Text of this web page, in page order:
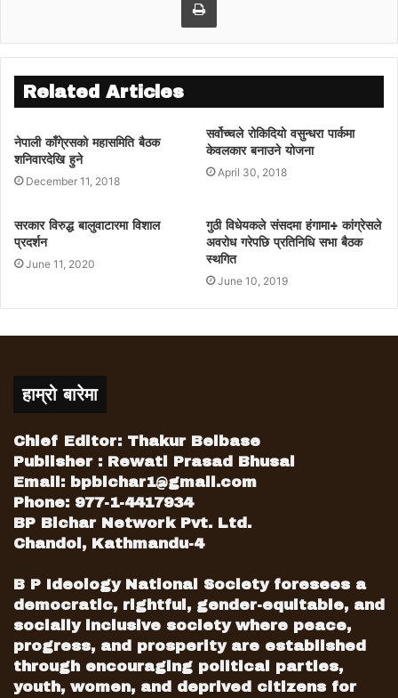
Related Articles
नेपाली काँगे्रसको महासमिति बैठक
शनिवारदेखि हुने
December 11, 2018
सर्वोच्चले रोकिदियो वसुन्धरा पार्कमा
केवलकार बनाउने योजना
April 30, 2018
सरकार विरुद्ध बालुवाटारमा विशाल
प्रदर्शन
June 11, 2020
गुठी विधेयकले संसदमा हंगामा÷ कांग्रेसले
अवरोध गरेपछि प्रतिनिधि सभा बैठक
स्थगित
June 10, 2019
हाम्रो बारेमा
Chief Editor: Thakur Belbase
Publisher : Rewati Prasad Bhusal
Email: bpbichar1@gmail.com
Phone: 977-1-4417934
BP Bichar Network Pvt. Ltd.
Chandol, Kathmandu-4
B P Ideology National Society foresees a
democratic, rightful, gender-equitable, and
socially inclusive society where peace,
progress, and prosperity are established
through encouraging political parties,
youth, women, and deprived citizens for